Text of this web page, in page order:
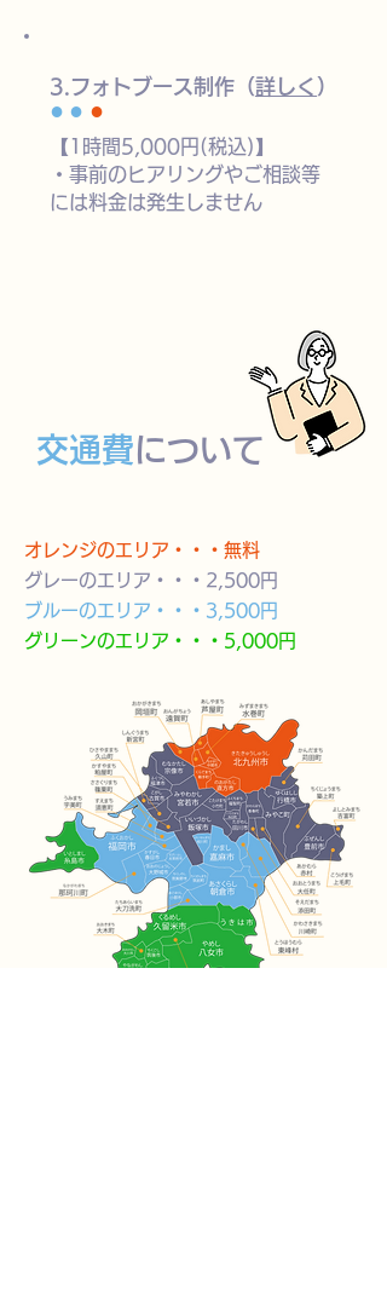
​3.フォトブース制作（詳しく ）
● ● ●
【1時間5,000円(税込)】
・ 事前のヒアリングやご相談等
には料金は発生しません
交通費について
​オレンジのエリア・・・無料
グレーのエリア・・・2,500円
ブルーのエリア・・・3,500円
グリーンのエリア・・・5,000円